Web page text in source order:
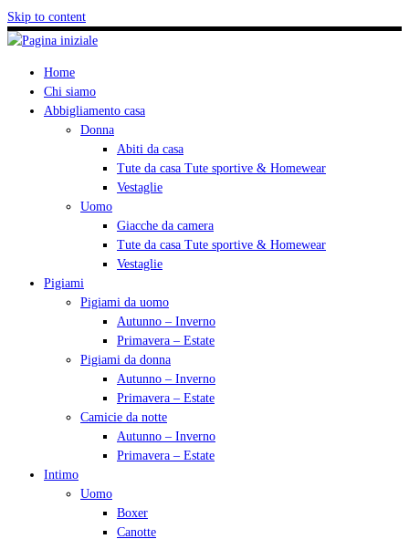
Skip to content
Home
Chi siamo
Abbigliamento casa
Donna
Abiti da casa
Tute da casa Tute sportive & Homewear
Vestaglie
Uomo
Giacche da camera
Tute da casa Tute sportive & Homewear
Vestaglie
Pigiami
Pigiami da uomo
Autunno – Inverno
Primavera – Estate
Pigiami da donna
Autunno – Inverno
Primavera – Estate
Camicie da notte
Autunno – Inverno
Primavera – Estate
Intimo
Uomo
Boxer
Canotte